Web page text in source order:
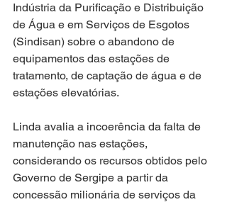
Indústria da Purificação e Distribuição
de Água e em Serviços de Esgotos
(Sindisan) sobre o abandono de
equipamentos das estações de
tratamento, de captação de água e de
estações elevatórias.
Linda avalia a incoerência da falta de
manutenção nas estações,
considerando os recursos obtidos pelo
Governo de Sergipe a partir da
concessão milionária de serviços da